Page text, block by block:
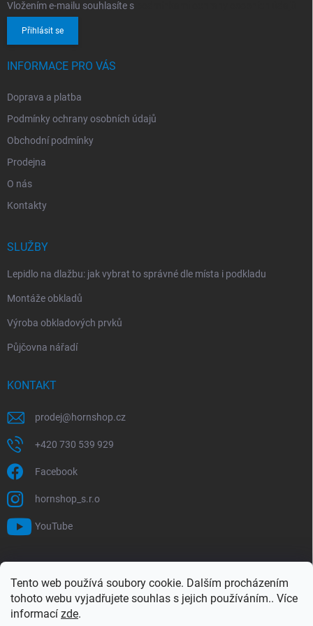
Tento web používá soubory cookie. Dalším procházením
tohoto webu vyjadřujete souhlas s jejich používáním.. Více
informací zde.
Vložením e-mailu souhlasíte s
Přihlásit se
INFORMACE PRO VÁS
Doprava a platba
Podmínky ochrany osobních údajů
Obchodní podmínky
Prodejna
O nás
Kontakty
SLUŽBY
Lepidlo na dlažbu: jak vybrat to správné dle místa i podkladu
Montáže obkladů
Výroba obkladových prvků
Půjčovna nářadí
KONTAKT
prodej@hornshop.cz
+420 730 539 929
Facebook
hornshop_s.r.o
YouTube
Hledat